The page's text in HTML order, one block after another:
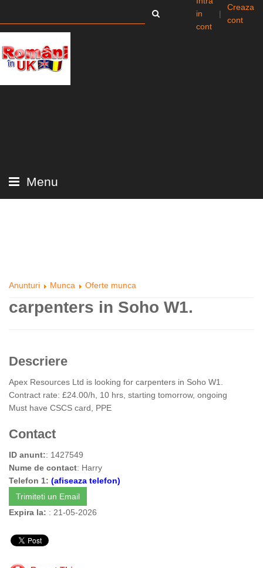
in
cont
|
Creaza
cont
Menu
Anunturi Munca Oferte munca
carpenters in Soho W1.
Descriere
Apex Resources Ltd is looking for carpenters in Soho W1.
Contract rate: £24.00/h, 10 hrs, starting tomorrow, ongoing
Must have CSCS card, PPE
Contact
ID anunt:: 1427549
Nume de contact: Harry
Telefon 1: (afiseaza telefon)
Trimiteti un Email
Expira la: : 21-05-2026